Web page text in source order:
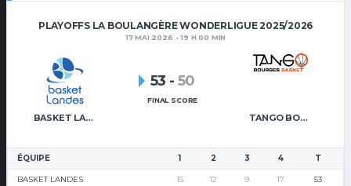
PLAYOFFS LA BOULANGÈRE WONDERLIGUE 2025/2026
17 MAI 2026 - 19 H 00 MIN
BASKET LANDES TANGO BOURGES BASKET
53 - 50
FINAL SCORE
ÉQUIPE 1 2 3 4 T
BASKET LANDES 15 12 9 17 53